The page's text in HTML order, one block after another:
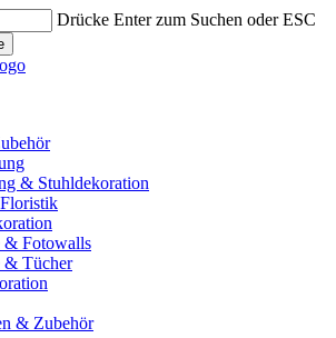
Drücke Enter zum Suchen oder ESC
& Stuhldekoration
& Fotowalls
& Tücher
& Zubehör